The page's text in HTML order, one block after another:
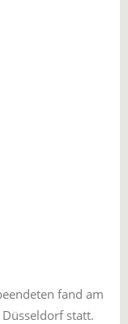
fand am
statt.